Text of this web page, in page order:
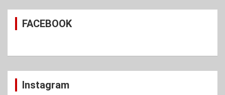
c
FACEBOOK
Instagram